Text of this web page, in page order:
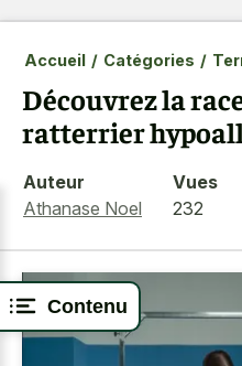
Contenu
Accueil / Catégories /
Découvrez la
ratterrier
Auteur
Athanase Noel
Vues
232